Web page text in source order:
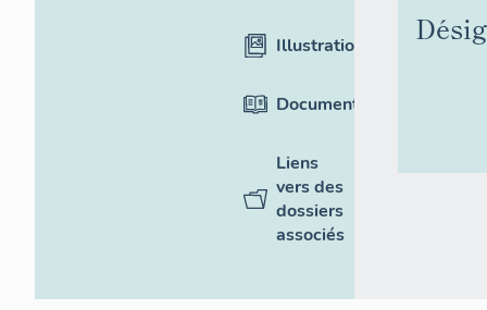
Illustrations
Documentation
Liens
vers des
dossiers
associés